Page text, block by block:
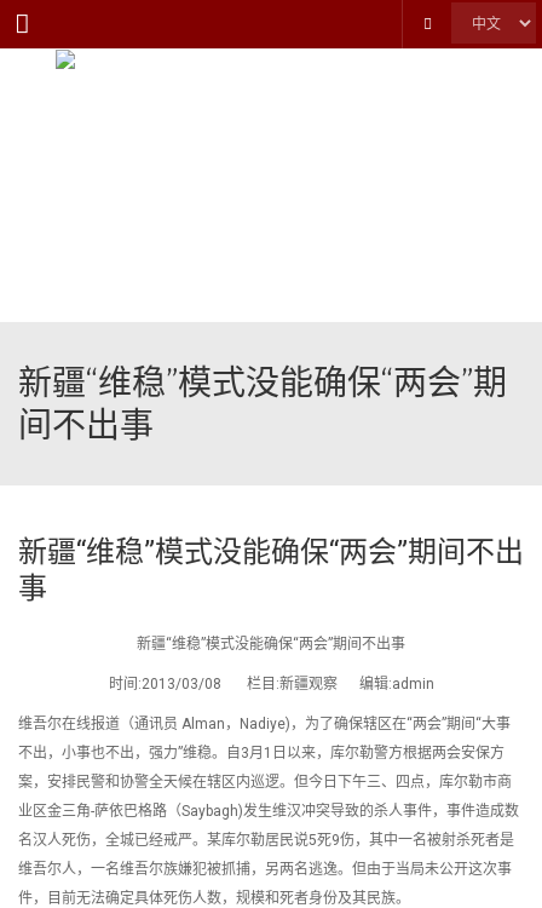
Menu
新疆“维稳”模式没能确保“两会”期
间不出事
新疆“维稳”模式没能确保“两会”期间不出
事
新疆“维稳”模式没能确保“两会”期间不出事
时间:2013/03/08 栏目:新疆观察 编辑:admin
维吾尔在线报道（通讯员 Alman，Nadiye)，为了确保辖区在“两会”期间“大事
不出，小事也不出，强力”维稳。自3月1日以来，库尔勒警方根据两会安保方
案，安排民警和协警全天候在辖区内巡逻。但今日下午三、四点，库尔勒市商
业区金三角-萨依巴格路（Saybagh)发生维汉冲突导致的杀人事件，事件造成数
名汉人死伤，全城已经戒严。某库尔勒居民说5死9伤，其中一名被射杀死者是
维吾尔人，一名维吾尔族嫌犯被抓捕，另两名逃逸。但由于当局未公开这次事
件，目前无法确定具体死伤人数，规模和死者身份及其民族。